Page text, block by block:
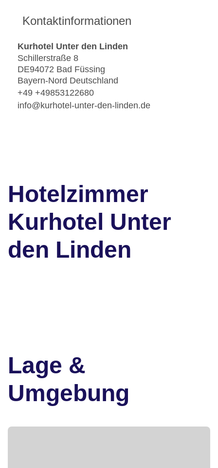
Kontaktinformationen
Kurhotel Unter den Linden
Schillerstraße 8
DE94072 Bad Füssing
Bayern-Nord Deutschland
+49 +49853122680
info@kurhotel-unter-den-linden.de
Hotelzimmer
Kurhotel Unter
den Linden
Lage &
Umgebung